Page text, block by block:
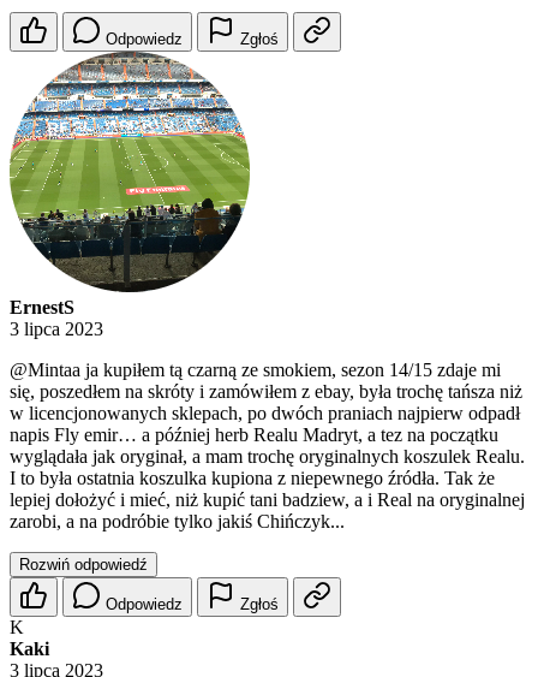
Odpowiedz Zgłoś
ErnestS
3 lipca 2023
@Mintaa ja kupiłem tą czarną ze smokiem, sezon 14/15 zdaje mi
się, poszedłem na skróty i zamówiłem z ebay, była trochę tańsza niż
w licencjonowanych sklepach, po dwóch praniach najpierw odpadł
napis Fly emir… a później herb Realu Madryt, a tez na początku
wyglądała jak oryginał, a mam trochę oryginalnych koszulek Realu.
I to była ostatnia koszulka kupiona z niepewnego źródła. Tak że
lepiej dołożyć i mieć, niż kupić tani badziew, a i Real na oryginalnej
zarobi, a na podróbie tylko jakiś Chińczyk...
Rozwiń odpowiedź
Odpowiedz Zgłoś
K
Kaki
3 lipca 2023